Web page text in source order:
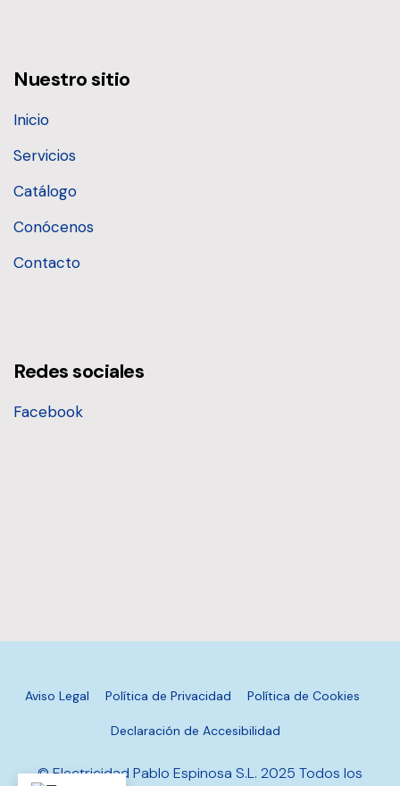
Nuestro sitio
Inicio
Servicios
Catálogo
Conócenos
Contacto
Redes sociales
Facebook
Aviso Legal Política de Privacidad Política de Cookies
Declaración de Accesibilidad
© Electricidad Pablo Espinosa S.L. 2025 Todos los